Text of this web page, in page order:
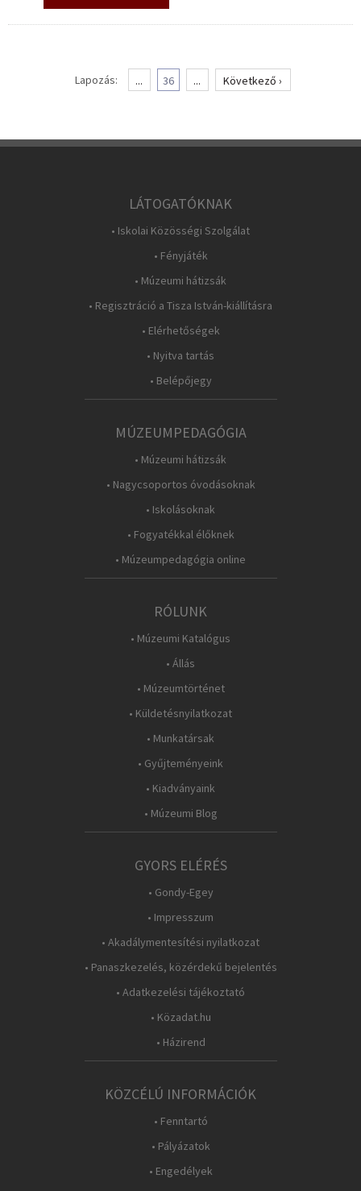
Lapozás: ... 36 ... Következő ›
LÁTOGATÓKNAK
• Iskolai Közösségi Szolgálat
• Fényjáték
• Múzeumi hátizsák
• Regisztráció a Tisza István-kiállításra
• Elérhetőségek
• Nyitva tartás
• Belépőjegy
MÚZEUMPEDAGÓGIA
• Múzeumi hátizsák
• Nagycsoportos óvodásoknak
• Iskolásoknak
• Fogyatékkal élőknek
• Múzeumpedagógia online
RÓLUNK
• Múzeumi Katalógus
• Állás
• Múzeumtörténet
• Küldetésnyilatkozat
• Munkatársak
• Gyűjteményeink
• Kiadványaink
• Múzeumi Blog
GYORS ELÉRÉS
• Gondy-Egey
• Impresszum
• Akadálymentesítési nyilatkozat
• Panaszkezelés, közérdekű bejelentés
• Adatkezelési tájékoztató
• Közadat.hu
• Házirend
KÖZCÉLÚ INFORMÁCIÓK
• Fenntartó
• Pályázatok
• Engedélyek